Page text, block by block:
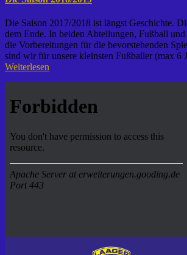
Die Saison 2017/2018 ist längst Geschichte.
dem Ende. In beiden Abteilungen, Fußball
die Vorbereitungen für die bevorstehenden
sind wir für unsere kleinsten Fußballer (max 6
Weiterlesen